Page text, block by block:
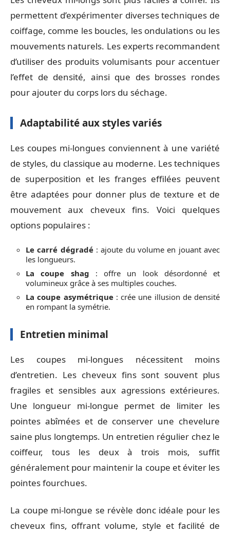
permettent d’expérimenter diverses techniques de
coiffage, comme les boucles, les ondulations ou les
mouvements naturels. Les experts recommandent
d’utiliser des produits volumisants pour accentuer
l’effet de densité, ainsi que des brosses rondes
pour ajouter du corps lors du séchage.
Adaptabilité aux styles variés
Les coupes mi-longues conviennent à une variété
de styles, du classique au moderne. Les techniques
de superposition et les franges effilées peuvent
être adaptées pour donner plus de texture et de
mouvement aux cheveux fins. Voici quelques
options populaires :
Le carré dégradé: ajoute du volume en jouant avec
les longueurs.
La coupe shag : offre un look désordonné et
volumineux grâce à ses multiples couches.
La coupe asymétrique: crée une illusion de densité
en rompant la symétrie.
Entretien minimal
Les coupes mi-longues nécessitent moins
d’entretien. Les cheveux fins sont souvent plus
fragiles et sensibles aux agressions extérieures.
Une longueur mi-longue permet de limiter les
pointes abîmées et de conserver une chevelure
saine plus longtemps. Un entretien régulier chez le
coiffeur, tous les deux à trois mois, suffit
généralement pour maintenir la coupe et éviter les
pointes fourchues.
La coupe mi-longue se révèle donc idéale pour les
cheveux fins, offrant volume, style et facilité de